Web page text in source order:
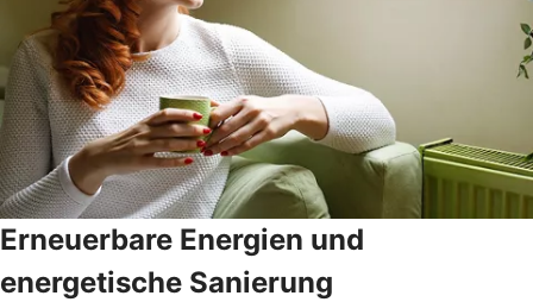
Erneuerbare Energien und
energetische Sanierung